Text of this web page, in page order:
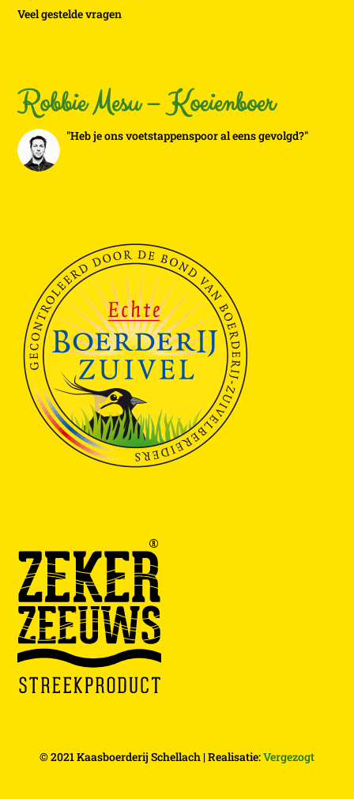
Veel gestelde vragen
Robbie Mesu – Koeienboer
"Heb je ons voetstappenspoor al eens gevolgd?"
© 2021 Kaasboerderij Schellach | Realisatie:Vergezogt